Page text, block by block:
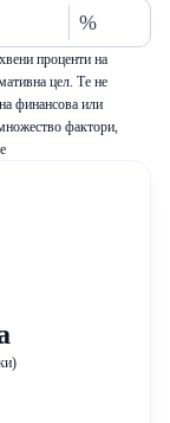
%
проценти на
цел. Те не
финансова или
фактори,